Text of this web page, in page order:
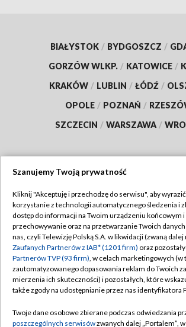
BIAŁYSTOK / BYDGOSZCZ /
GORZÓW WLKP. / KATOWICE /
KRAKÓW / LUBLIN / ŁÓDŹ /
OPOLE / POZNAŃ /
SZCZECIN / WARSZAWA /
TVP
Abonament TVP
Emisja w TVP
Centrum informacji TVP
Naziemna Telewizja Cyfrowa
Rada Programowa
Regulamin TVP
Polityka prywatności
Moje zgody
Pomoc
Kontakt
Szanujemy Twoją prywatność
Kliknij "Akceptuję i przechodzę do serwisu", aby
korzystanie z technologii automatycznego śledzenia i
dostęp do informacji na Twoim urządzeniu końcowym i
przechowywanie oraz na przetwarzanie Twoich
nas, czyli Telewizję Polską S.A. w likwidacji (zwaną dalej
Zaufanych Partnerów z IAB* (1201 firm) oraz
Partnerów TVP (93 firm), w celach marketingowych (w
zautomatyzowanego dopasowania reklam do Twoich
mierzenia ich skuteczności) i pozostałych, które
także zgody na udostępnianie przez nas identyfikatora
Twoje dane osobowe zbierane podczas odwiedzania
poszczególnych serwisówzwanych dalej „Portalem”,